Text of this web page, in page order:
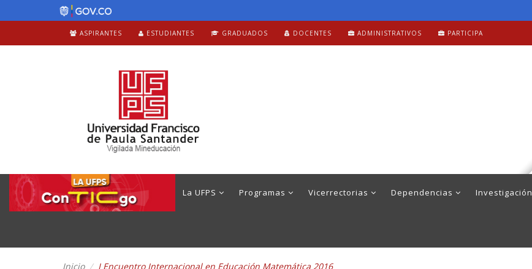
ASPIRANTES ESTUDIANTES GRADUADOS DOCENTES ADMINISTRATIVOS PARTICIPA
La UFPS Programas Vicerrectorias Dependencias Investigación
Inicio I Encuentro Internacional en Educación Matemática 2016